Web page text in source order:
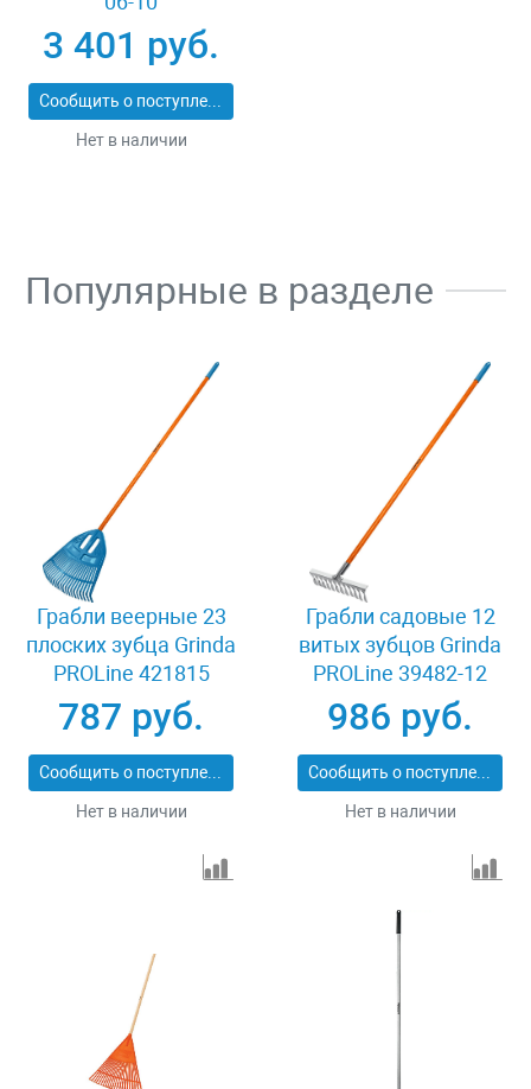
3 401 руб.
Сообщить о поступлении
Нет в наличии
Популярные в разделе
Грабли веерные 23
плоских зубца Grinda
PROLine 421815
787 руб.
Сообщить о поступлении
Нет в наличии
Грабли садовые 12
витых зубцов Grinda
PROLine 39482-12
986 руб.
Сообщить о поступлении
Нет в наличии